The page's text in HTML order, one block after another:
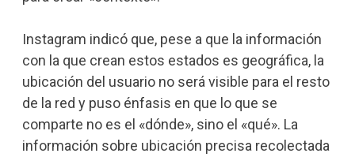
Instagram indicó que, pese a que la información
con la que crean estos estados es geográfica, la
ubicación del usuario no será visible para el resto
de la red y puso énfasis en que lo que se
comparte no es el «dónde», sino el «qué». La
información sobre ubicación precisa recolectada